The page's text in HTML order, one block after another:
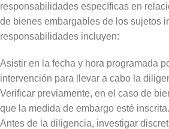
responsabilidades específicas en
de bienes embargables de los sujetos
responsabilidades incluyen:
Asistir en la fecha y hora programada
intervención para llevar a cabo la
Verificar previamente, en el caso de
que la medida de embargo esté inscrita.
Antes de la diligencia, investigar